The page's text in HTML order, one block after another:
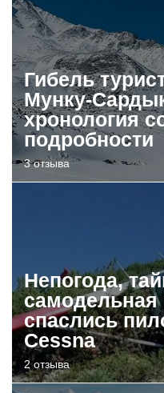
Гибель
Мунку-
хронология
подробности
3 отзыва
Непогода,
самодельная
спаслись
Cessna
2 отзыва